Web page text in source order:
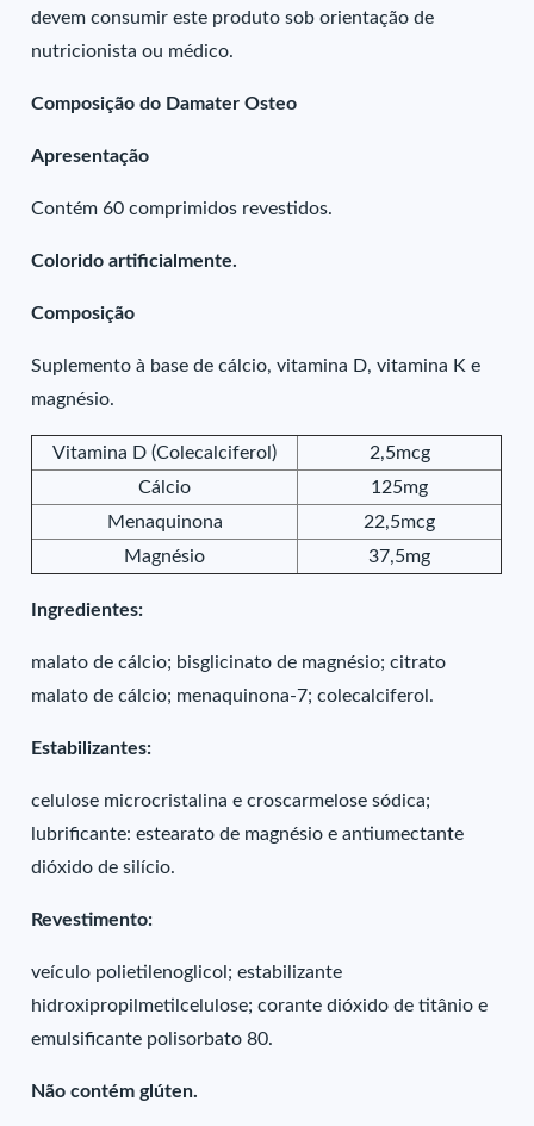
devem consumir este produto sob orientação de
nutricionista ou médico.
Composição do Damater Osteo
Apresentação
Contém 60 comprimidos revestidos.
Colorido artificialmente.
Composição
Suplemento à base de cálcio, vitamina D, vitamina K e
magnésio.
Vitamina D (Colecalciferol)
2,5mcg
Cálcio
125mg
Menaquinona
22,5mcg
Magnésio
37,5mg
Ingredientes:
malato de cálcio; bisglicinato de magnésio; citrato
malato de cálcio; menaquinona-7; colecalciferol.
Estabilizantes:
celulose microcristalina e croscarmelose sódica;
lubrificante: estearato de magnésio e antiumectante
dióxido de silício.
Revestimento:
veículo polietilenoglicol; estabilizante
hidroxipropilmetilcelulose; corante dióxido de titânio e
emulsificante polisorbato 80.
Não contém glúten.